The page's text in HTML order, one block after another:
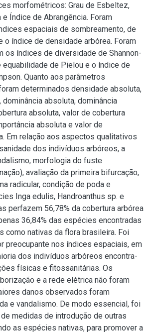
morfométricos: Grau de Esbeltez,
Índice de Abrangência. Foram
espaciais de sombreamento, de
o índice de densidade arbórea. Foram
os índices de diversidade de Shannon-
equabilidade de Pielou e o índice de
Quanto aos parâmetros
determinados densidade absoluta,
absoluta, dominância
absoluta, valor de cobertura
absoluta e valor de
Em relação aos aspectos qualitativos
dos indivíduos arbóreos, a
morfologia do fuste
avaliação da primeira bifurcação,
radicular, condição de poda e
Inga edulis, Handroanthus sp. e
perfazem 56,78% da cobertura arbórea
36,84% das espécies encontradas
como nativas da flora brasileira. Foi
preocupante nos índices espaciais, em
dos indivíduos arbóreos encontra-
físicas e fitossanitárias. Os
e a rede elétrica não foram
danos observados foram
e vandalismo. De modo essencial, foi
medidas de introdução de outras
as espécies nativas, para promover a